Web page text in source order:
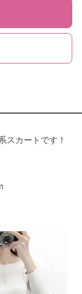
スカートです！